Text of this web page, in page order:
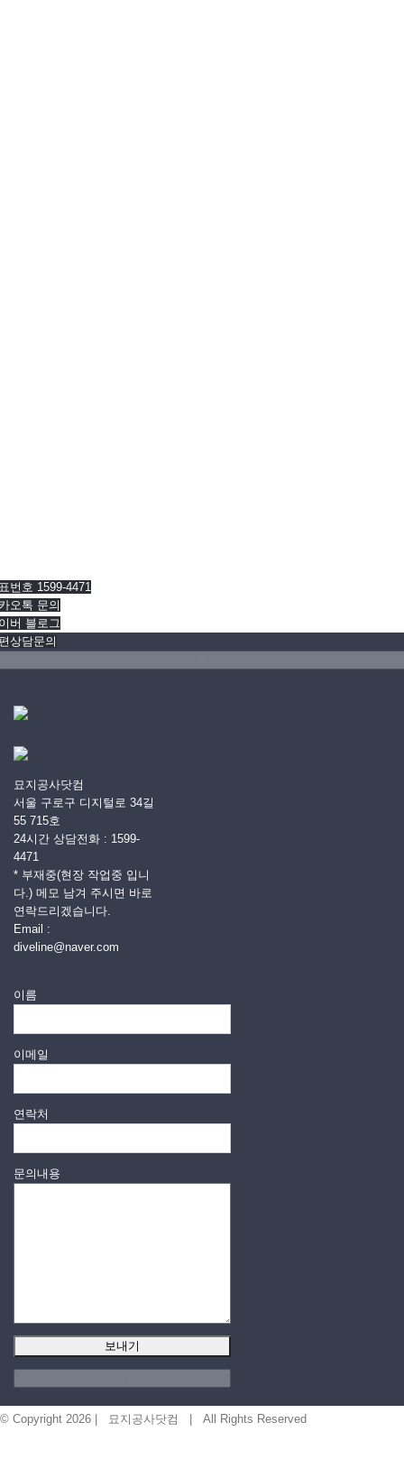
번호 1599-4471
오톡 문의
버 블로그
상담문의
묘지공사닷컴
서울 구로구 디지털로 34길
55 715호
24시간 상담전화 : 1599-
4471
* 부재중(현장 작업중 입니
다.) 메모 남겨 주시면 바로
연락드리겠습니다.
Email :
diveline@naver.com
이름
이메일
연락처
문의내용
© Copyright 2026 | 묘지공사닷컴 | All Rights Reserved